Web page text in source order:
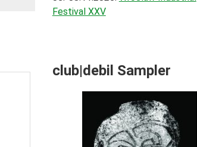
Festival XXV
club|debil Sampler